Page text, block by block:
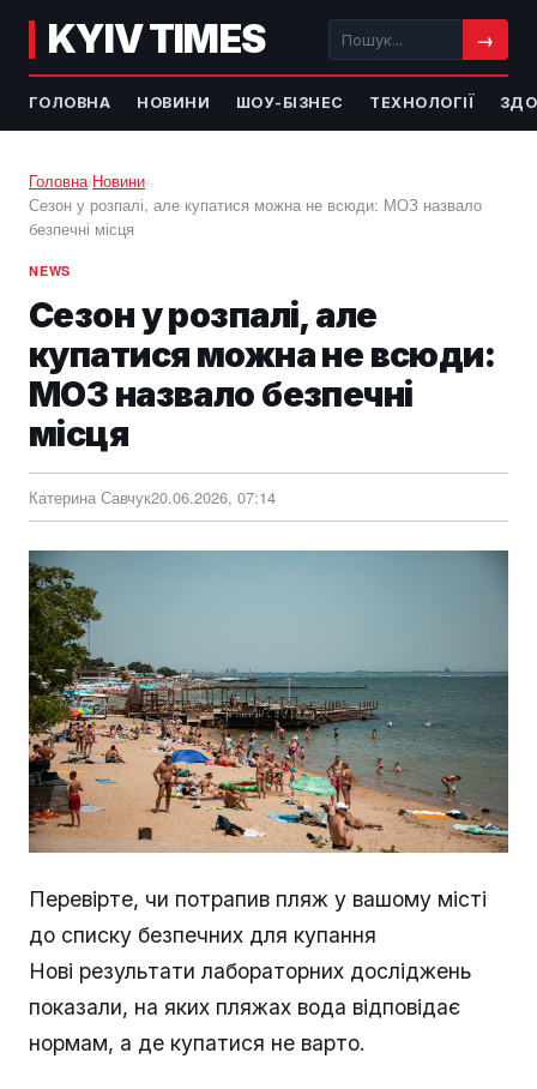
KYIV TIMES →
ГОЛОВНА НОВИНИ ШОУ-БІЗНЕС ТЕХНОЛОГІЇ
Головна›Новини›
Сезон у розпалі, але купатися можна не всюди: МОЗ назвало
безпечні місця
NEWS
Сезон у розпалі, але
купатися можна не всюди:
МОЗ назвало безпечні
місця
Катерина Савчук20.06.2026, 07:14
Перевірте, чи потрапив пляж у вашому місті
до списку безпечних для купання
Нові результати лабораторних досліджень
показали, на яких пляжах вода відповідає
нормам, а де купатися не варто.